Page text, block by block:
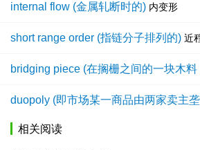
internal flow (金属轧断时的) 内变形
short range order (指链分子排列的) 近
bridging piece (在搁栅之间的一块木
duopoly (即市场某一商品由两家卖主
相关阅读